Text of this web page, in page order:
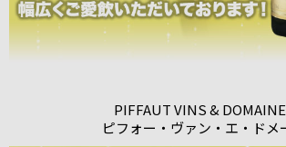
PIFFAUT VINS &
ピフォー・ヴァン・エ・ドメ